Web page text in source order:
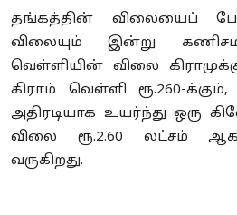
தங்கத்தின் விலையைப்
விலையும் இன்று
வெள்ளியின் விலை
கிராம் வெள்ளி ரூ.260-க்கும்,
அதிரடியாக உயர்ந்து ஒரு
விலை ரூ.2.60 லட்சம்
வருகிறது.